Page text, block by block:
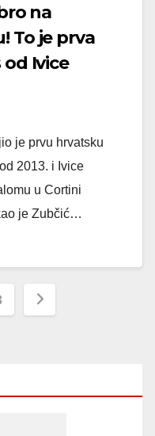
To je prva
Ivice
je prvu hrvatsku
2013. i Ivice
u Cortini
je Zubčić…